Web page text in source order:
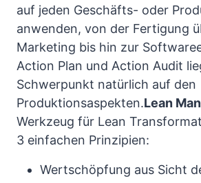
auf jeden Geschäfts- oder
anwenden, von der Fertigung
Marketing bis hin zur
Action Plan und Action Audit
Schwerpunkt natürlich auf den
Produktionsaspekten.Lean
Werkzeug für Lean
3 einfachen Prinzipien:
Wertschöpfung aus Sicht